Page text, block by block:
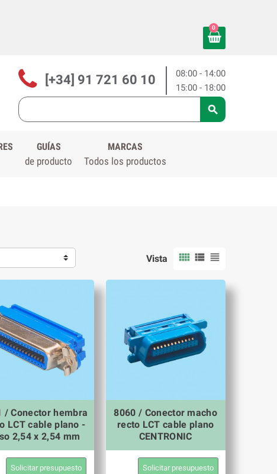
0
08:00 - 14:00
15:00 - 18:00
[+34] 91 721 60 10

GUÍAS
de producto
MARCAS
Todos los productos
Vista   
/ Conector hembra
LCT cable plano -
2,54 x 2,54 mm
Solicitar presupuesto
8060 / Conector macho
recto LCT cable plano
CENTRONIC
Solicitar presupuesto